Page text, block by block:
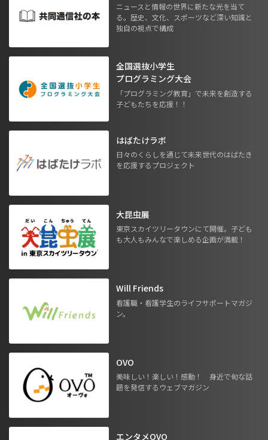
ニュースと情報の世界に新たな光を当て
る。歴史、文化、スポーツなど深い知識と
独自の視点で構成
全国選抜小学生
プログラミング大会
「プログラミング教育」で未来を創造する
子どもたちを応援！！
はばたけラボ
日々のくらしを通じて未来世代のはばたき
を応援するプロジェクト
大昆虫展
東京スカイツリータウンにて開催。子ども
も大人もみんなで楽しめる企画が満載！
Will Friends
看護職・看護学生のライフサポートマガジ
ン。
OVO
美味しい！楽しい！感動！ 身近で旬な話
題を発信するウェブマガジン
エンタメOVO